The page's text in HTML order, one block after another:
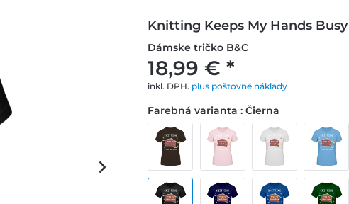
Knitting Keeps My Hands Busy
Dámske tričko B&C
18,99 € *
inkl. DPH. plus poštovné náklady
Farebná varianta : Čierna